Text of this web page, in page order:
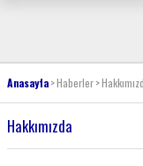
Anasayfa Haberler
Hakkımızda